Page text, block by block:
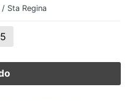
/ Sta Regina